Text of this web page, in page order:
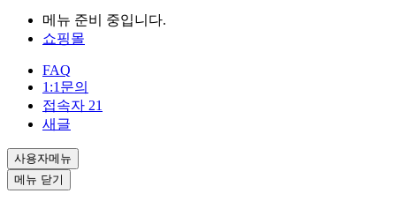
메뉴 준비 중입니다.
쇼핑몰
FAQ
1:1문의
접속자 21
새글
사용자메뉴
메뉴 닫기